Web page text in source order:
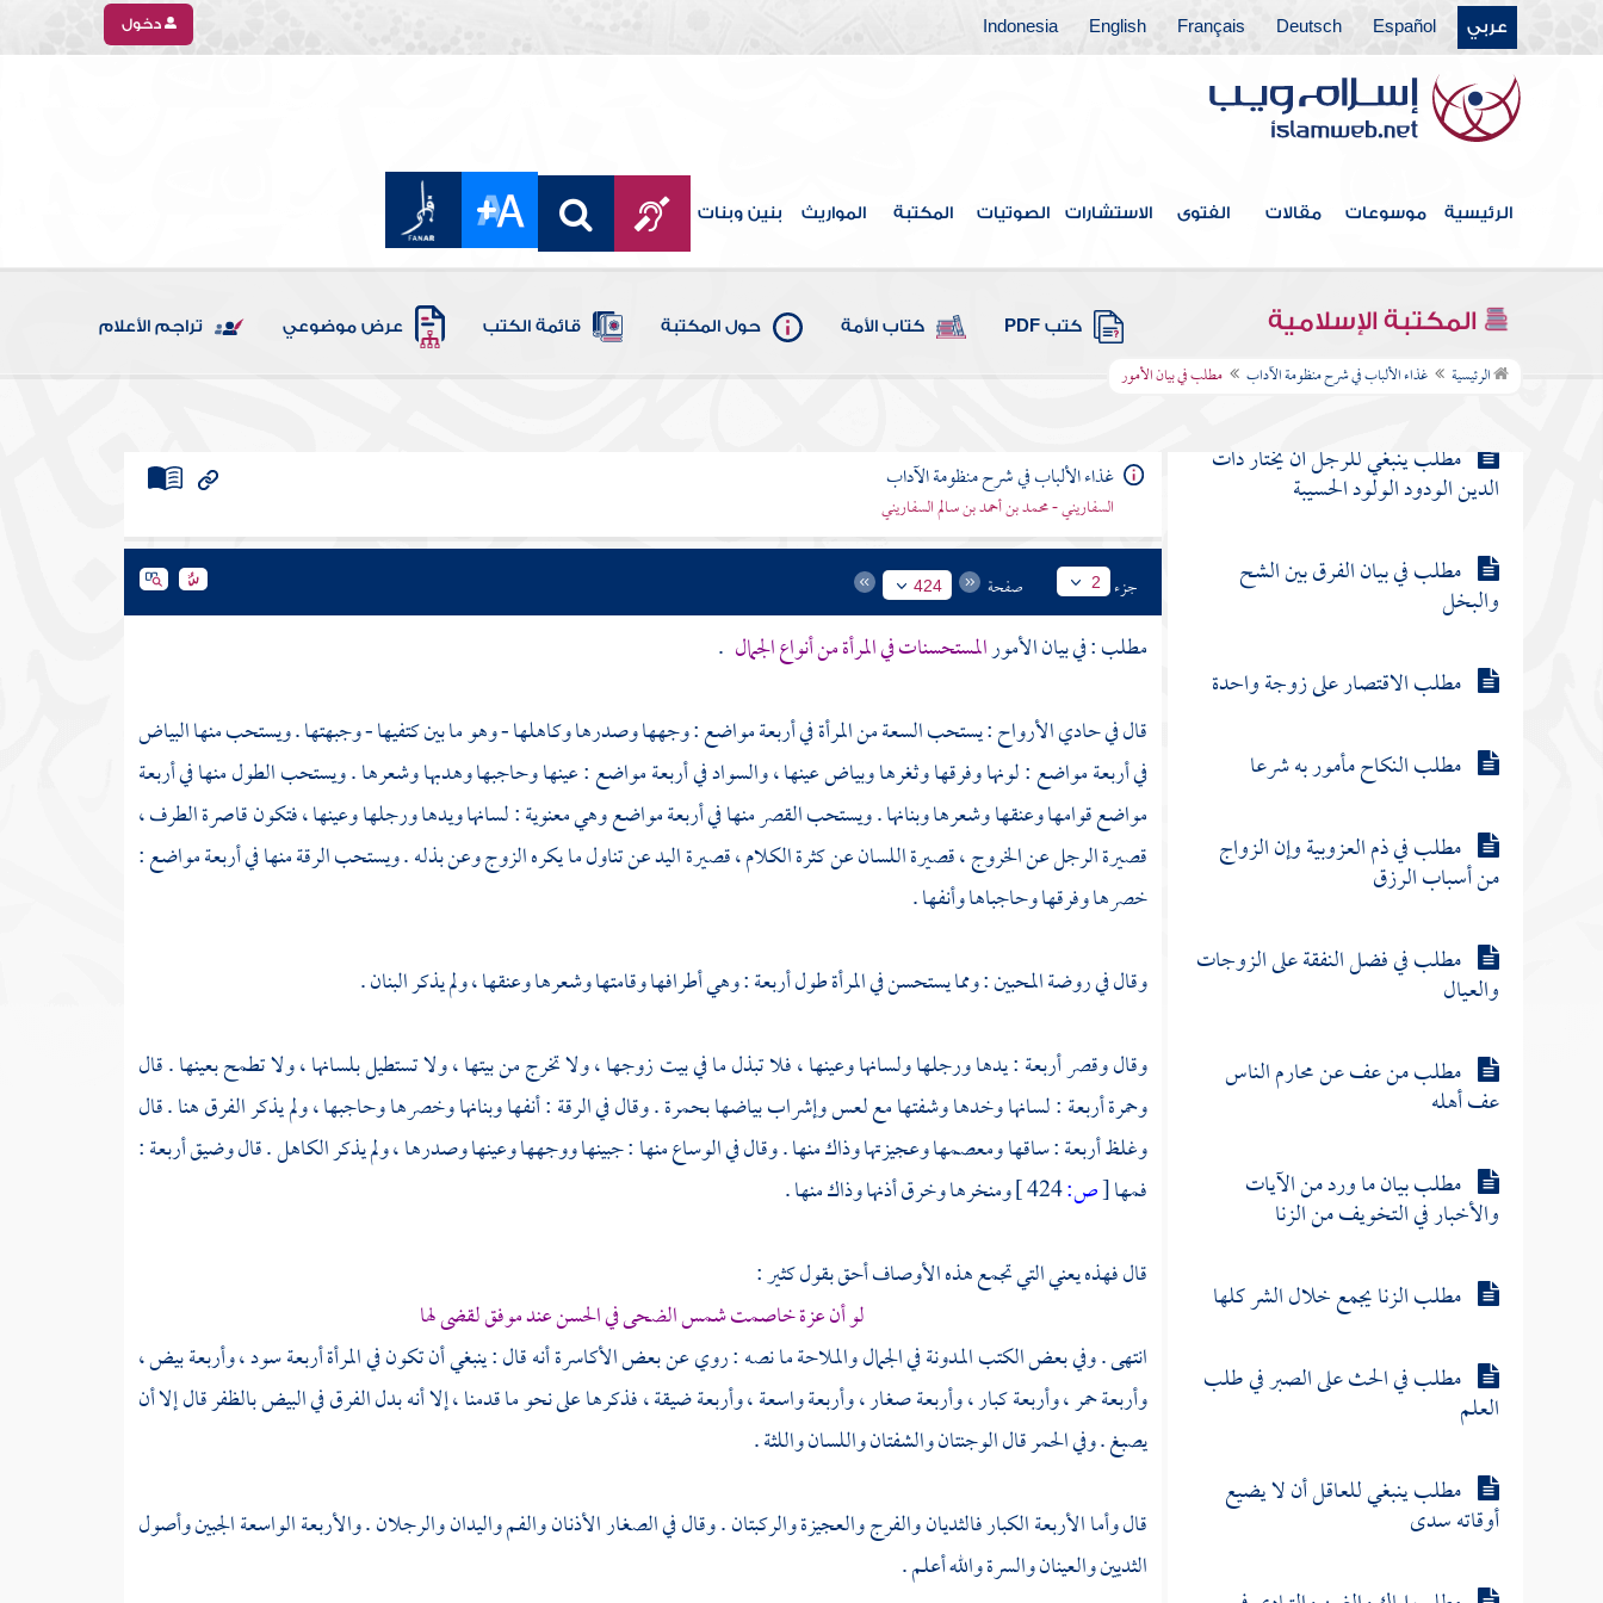
عربي Español
Deutsch
Français
English
Indonesia دخول
الرئيسية موسوعات مقالات الفتوى الاستشارات الصوتيات المكتبة المواريث بنين وبنات
المكتبة الإسلامية كتب PDF كتاب الأمة حول المكتبة قائمة الكتب عرض موضوعي تراجم الأعلام
الرئيسية غذاء الألباب في شرح منظومة الآداب مطلب في بيان الأمور
مطلب الجمال على قسمين
مطلب ثلاثة تجلو البصر
مطلب في الفرق بين الجميلة والمليحة
مطلب في بيان الأمور
مطلب ينبغي للرجل أن يختار ذات
الدين الودود الولود الحسيبة
مطلب في بيان الفرق بين الشح
والبخل
مطلب الاقتصار على زوجة واحدة
مطلب النكاح مأمور به شرعا
مطلب في ذم العزوبية وإن الزواج
من أسباب الرزق
مطلب في فضل النفقة على الزوجات
والعيال
مطلب من عف عن محارم الناس
عف أهله
مطلب بيان ما ورد من الآيات
والأخبار في التخويف من الزنا
مطلب الزنا يجمع خلال الشر كلها
مطلب في الحث على الصبر في طلب
العلم
مطلب ينبغي للعاقل أن لا يضيع
أوقاته سدى
غذاء الألباب في شرح منظومة الآداب
السفاريني - محمد بن أحمد بن سالم السفاريني
جزء 2 صفحة 424
مطلب : في بيان الأمورالمستحسنات في المرأة من أنواع الجمال .
قال في حادي الأرواح : يستحب السعة من المرأة في أربعة مواضع : وجهها وصدرها وكاهلها - وهو ما بين كتفيها - وجبهتها . ويستحب منها البياض
في أربعة مواضع : لونها وفرقها وثغرها وبياض عينها ، والسواد في أربعة مواضع : عينها وحاجبها وهدبها وشعرها . ويستحب الطول منها في أربعة
مواضع قوامها وعنقها وشعرها وبنانها . ويستحب القصر منها في أربعة مواضع وهي معنوية : لسانها ويدها ورجلها وعينها ، فتكون قاصرة الطرف ،
قصيرة الرجل عن الخروج ، قصيرة اللسان عن كثرة الكلام ، قصيرة اليد عن تناول ما يكره الزوج وعن بذله . ويستحب الرقة منها في أربعة مواضع :
خصرها وفرقها وحاجباها وأنفها .
وقال في روضة المحبين : ومما يستحسن في المرأة طول أربعة : وهي أطرافها وقامتها وشعرها وعنقها ، ولم يذكر البنان .
وقال وقصر أربعة : يدها ورجلها ولسانها وعينها ، فلا تبذل ما في بيت زوجها ، ولا تخرج من بيتها ، ولا تستطيل بلسانها ، ولا تطمح بعينها . قال
وحمرة أربعة : لسانها وخدها وشفتها مع لعس وإشراب بياضها بحمرة . وقال في الرقة : أنفها وبنانها وخصرها وحاجبها ، ولم يذكر الفرق هنا . قال
وغلظ أربعة : ساقها ومعصمها وعجيزتها وذاك منها . وقال في الوساع منها : جبينها ووجهها وعينها وصدرها ، ولم يذكر الكاهل . قال وضيق أربعة :
فمها[ص:
ومنخرها وخرق أذنها وذاك منها .
قال فهذه يعني التي تجمع هذه الأوصاف أحق بقول كثير :
لو أن عزة خاصمت شمس الضحى في الحسن عند موفق لقضى لها
انتهى . وفي بعض الكتب المدونة في الجمال والملاحة ما نصه : روي عن بعض الأكاسرة أنه قال : ينبغي أن تكون في المرأة أربعة سود ، وأربعة بيض ،
وأربعة حمر ، وأربعة كبار ، وأربعة صغار ، وأربعة واسعة ، وأربعة ضيقة ، فذكرها على نحو ما قدمنا ، إلا أنه بدل الفرق في البيض بالظفر قال إلا أن
يصبغ . وفي الحمر قال الوجنتان والشفتان واللسان واللثة .
قال وأما الأربعة الكبار فالثديان والفرج والعجيزة والركبتان . وقال في الصغار الأذنان والفم واليدان والرجلان . والأربعة الواسعة الجبين وأصول
الثديين والعينان والسرة والله أعلم .